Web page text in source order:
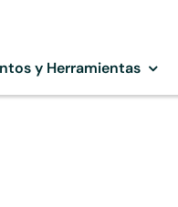
y Herramientas